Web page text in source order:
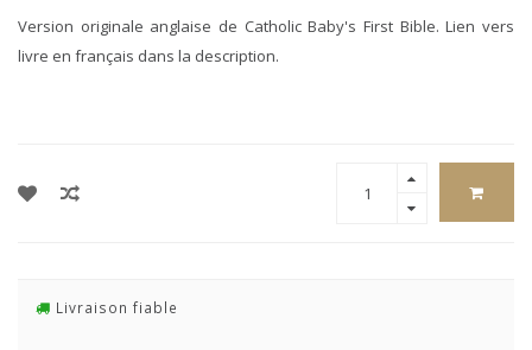
Version originale anglaise de Catholic Baby's First Bible. Lien vers
livre en français dans la description.
Livraison fiable